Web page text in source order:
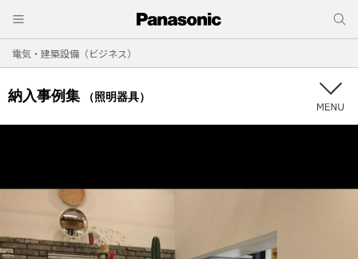
電気・建築設備（ビジネス）
納入事例集 （照明器具）